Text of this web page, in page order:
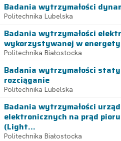
Badania wytrzymałości
Politechnika Lubelska
Badania wytrzymałości
wykorzystywanej w
Politechnika Białostocka
Badania wytrzymałości
rozciąganie
Politechnika Lubelska
Badania wytrzymałości
elektronicznych na prąd
(Light...
Politechnika Białostocka